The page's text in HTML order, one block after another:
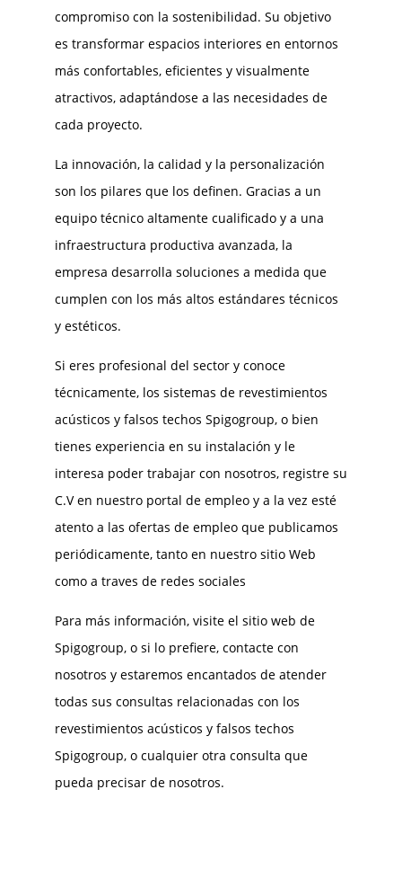
compromiso con la sostenibilidad. Su objetivo
es transformar espacios interiores en entornos
más confortables, eficientes y visualmente
atractivos, adaptándose a las necesidades de
cada proyecto.
La innovación, la calidad y la personalización
son los pilares que los definen. Gracias a un
equipo técnico altamente cualificado y a una
infraestructura productiva avanzada, la
empresa desarrolla soluciones a medida que
cumplen con los más altos estándares técnicos
y estéticos.
Si eres profesional del sector y conoce
técnicamente, los sistemas de revestimientos
acústicos y falsos techos Spigogroup, o bien
tienes experiencia en su instalación y le
interesa poder trabajar con nosotros, registre su
C.V en nuestro portal de empleo y a la vez esté
atento a las ofertas de empleo que publicamos
periódicamente, tanto en nuestro sitio Web
como a traves de redes sociales
Para más información, visite el sitio web de
Spigogroup, o si lo prefiere, contacte con
nosotros y estaremos encantados de atender
todas sus consultas relacionadas con los
revestimientos acústicos y falsos techos
Spigogroup, o cualquier otra consulta que
pueda precisar de nosotros.